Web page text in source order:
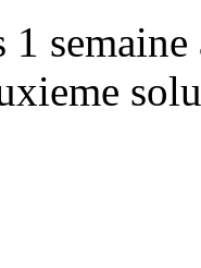
1